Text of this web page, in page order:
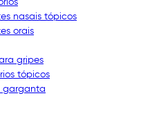
nasais tópicos
orais
gripes
tópicos
garganta